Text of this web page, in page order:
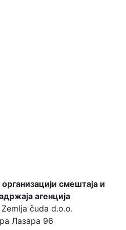
смештаја и
агенција
čuda d.o.o.
Лазара 96